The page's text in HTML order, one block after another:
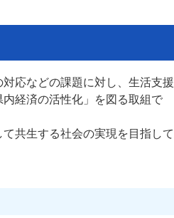
応などの課題に対し、生活支援
経済の活性化」を図る取組で
共生する社会の実現を目指して